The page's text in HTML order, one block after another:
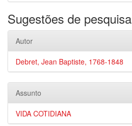
Sugestões de pesquisa
Autor
Debret, Jean Baptiste, 1768-1848
Assunto
VIDA COTIDIANA